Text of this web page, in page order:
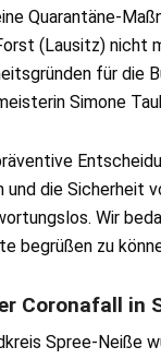
Quarantäne-
(Lausitz) nicht
für die
Simone
und die Sicherheit
Wir
begrüßen zu
Coronafall in
Spree-Neiße